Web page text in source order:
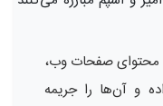
محتوای صفحات وب،
و آن‌ها را جریمه